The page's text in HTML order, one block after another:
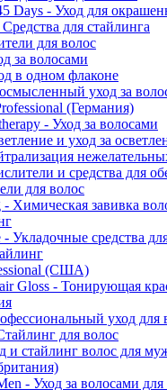
Days - Уход для
для стайлинга
для волос
за волосами
в одном флаконе
уход за
(Германия)
- Уход за волосами
и уход за
и средства для
для волос
Химическая завивка
- Укладочные средства
(США)
Gloss - Тонирующая
уход для
для волос
и стайлинг волос для
- Уход за волосами